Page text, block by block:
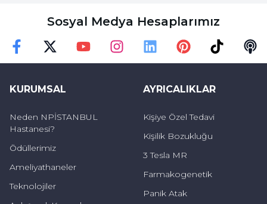
dinlenmesi için bağırsak istirahati önerebilir.
Bu nedenle kişinin durumu düzelene kadar
ağızdan herhangi bir yiyecek veya içecek
Sosyal Medya Hesaplarımız
KURUMSAL
Neden NPİSTANBUL
Hastanesi?
Ödüllerimiz
Ameliyathaneler
Teknolojiler
AYRICALIKLAR
Kişiye Özel Tedavi
Kişilik Bozukluğu
3 Tesla MR
Farmakogenetik
Panik Atak